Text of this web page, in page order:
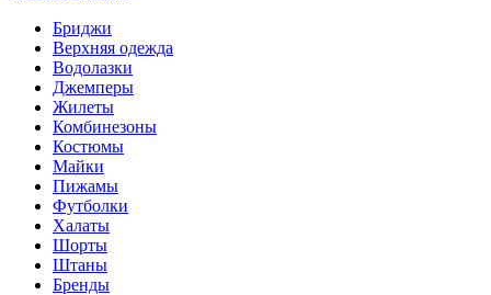
Бриджи
Верхняя одежда
Водолазки
Джемперы
Жилеты
Комбинезоны
Костюмы
Майки
Пижамы
Футболки
Халаты
Шорты
Штаны
Бренды